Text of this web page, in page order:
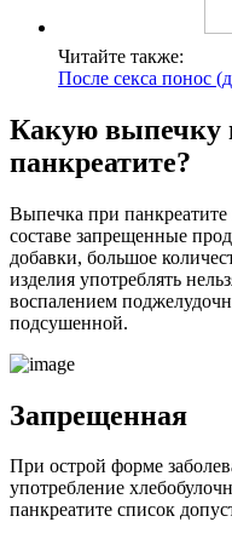
Читайте также:
После секса понос
Какую выпечку
панкреатите?
Выпечка при
составе запрещенные
добавки, большое
изделия употреблять
воспалением
подсушенной.
Запрещенная
При острой форме
употребление
панкреатите список